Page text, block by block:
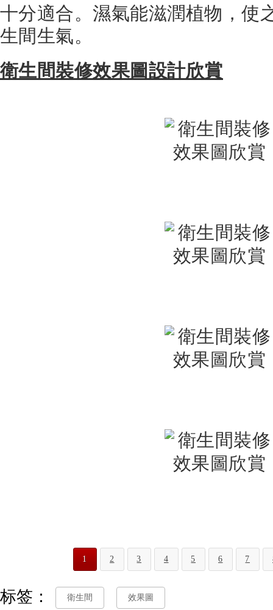
十分適合。濕氣能滋潤植物，使
生間生氣。
衛生間裝修效果圖設計欣賞
1 2 3 4 5 6 7
标签： 衛生間 效果圖